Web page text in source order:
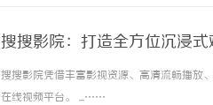
搜搜影院：打造全方位沉浸
搜搜影院凭借丰富影视资源、高清流畅播放
在线视频平台。 ...……